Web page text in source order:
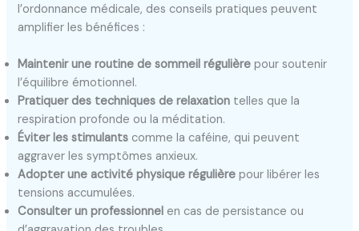
l’ordonnance médicale, des conseils pratiques peuvent
amplifier les bénéfices :
Maintenir une routine de sommeil régulière pour soutenir
l’équilibre émotionnel.
Pratiquer des techniques de relaxation telles que la
respiration profonde ou la méditation.
Éviter les stimulants comme la caféine, qui peuvent
aggraver les symptômes anxieux.
Adopter une activité physique régulière pour libérer les
tensions accumulées.
Consulter un professionnel en cas de persistance ou